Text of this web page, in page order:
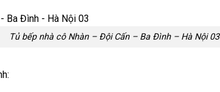
Tủ bếp nhà cô Nhàn – Đội Cấn – Ba Đình – Hà Nội 03